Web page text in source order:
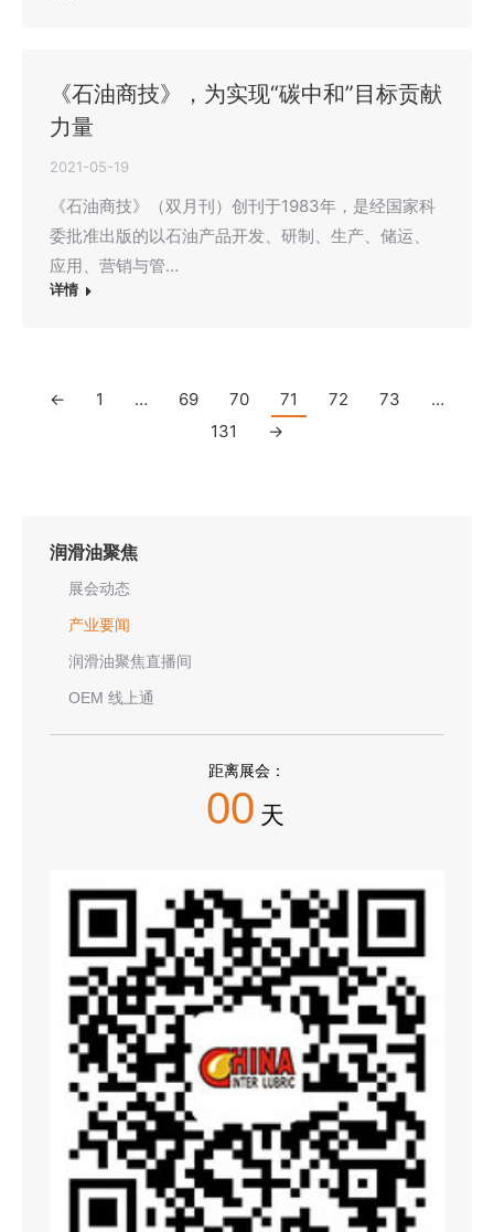
《石油商技》，为实现“碳中和”目标贡献
力量
2021-05-19
《石油商技》（双月刊）创刊于1983年，是经国家科
委批准出版的以石油产品开发、研制、生产、储运、
应用、营销与管…
详情
← 1 … 69 70 71 72 73
…
131
→
润滑油聚焦
展会动态
产业要闻
润滑油聚焦直播间
OEM 线上通
距离展会：
00 天